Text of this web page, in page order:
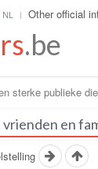
NL Other official
.be
sterke publieke
en